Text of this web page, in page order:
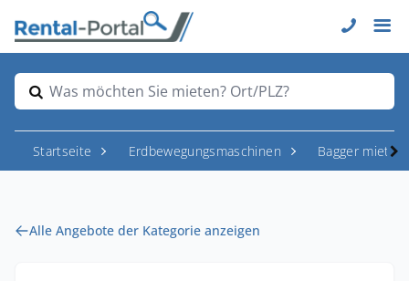
Was möchten Sie mieten? Ort/PLZ?
Startseite Erdbewegungsmaschinen Bagger mieten
Alle Angebote der Kategorie anzeigen